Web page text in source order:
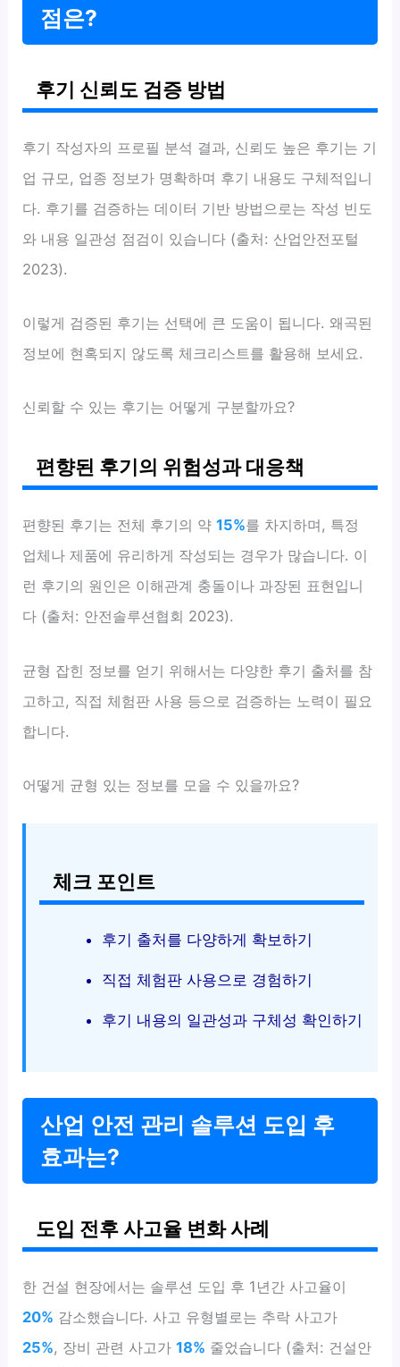
점은?
후기 신뢰도 검증 방법
후기 작성자의 프로필 분석 결과, 신뢰도 높은 후기는 기
업 규모, 업종 정보가 명확하며 후기 내용도 구체적입니
다. 후기를 검증하는 데이터 기반 방법으로는 작성 빈도
와 내용 일관성 점검이 있습니다 (출처: 산업안전포털
2023).
이렇게 검증된 후기는 선택에 큰 도움이 됩니다. 왜곡된
정보에 현혹되지 않도록 체크리스트를 활용해 보세요.
신뢰할 수 있는 후기는 어떻게 구분할까요?
편향된 후기의 위험성과 대응책
편향된 후기는 전체 후기의 약15%를 차지하며, 특정
업체나 제품에 유리하게 작성되는 경우가 많습니다. 이
런 후기의 원인은 이해관계 충돌이나 과장된 표현입니
다 (출처: 안전솔루션협회 2023).
균형 잡힌 정보를 얻기 위해서는 다양한 후기 출처를 참
고하고, 직접 체험판 사용 등으로 검증하는 노력이 필요
합니다.
어떻게 균형 있는 정보를 모을 수 있을까요?
체크 포인트
후기 출처를 다양하게 확보하기
직접 체험판 사용으로 경험하기
후기 내용의 일관성과 구체성 확인하기
산업 안전 관리 솔루션 도입 후
효과는?
도입 전후 사고율 변화 사례
한 건설 현장에서는 솔루션 도입 후 1년간 사고율이
20% 감소했습니다. 사고 유형별로는 추락 사고가
25%, 장비 관련 사고가18% 줄었습니다 (출처: 건설안